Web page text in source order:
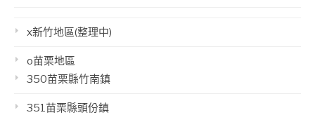
x新竹地區(整理中)
o苗栗地區
350苗栗縣竹南鎮
351苗栗縣頭份鎮